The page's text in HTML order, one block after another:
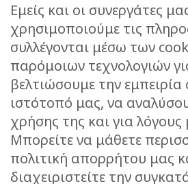
ΕΠΙΚΟΙΝΩΝΙΑ
STORIES
ΕΠΙΣΤΡΟΦΕΣ
ΤΡΟΠΟΙ ΑΠΟΣΤΟΛΗΣ
ΤΡΟΠΟΙ ΠΛΗΡΩΜΗΣ
ΠΡΟΣΤΑΣΙΑ ΔΕΔΟΜΕΝΩΝ
ΟΡΟΙ ΧΡΗΣΗΣ
Εμείς και οι συνεργάτες
χρησιμοποιούμε τις
συλλέγονται μέσω των
παρόμοιων τεχνολογιών
βελτιώσουμε την
ιστότοπό μας, να
χρήσης της και για λόγους
Μπορείτε να μάθετε
πολιτική απορρήτου μας
διαχειριστείτε την